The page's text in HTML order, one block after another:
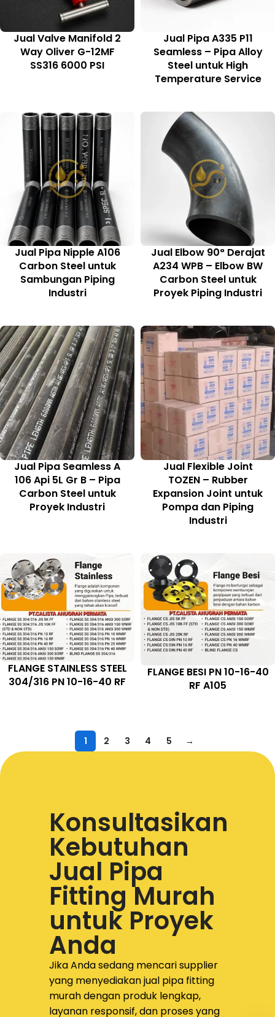
Jual Valve Manifold 2
Way Oliver G-12MF
SS316 6000 PSI
Jual Pipa A335 P11
Seamless – Pipa Alloy
Steel untuk High
Temperature Service
Jual Pipa Nipple A106
Carbon Steel untuk
Sambungan Piping
Industri
Jual Elbow 90° Derajat
A234 WPB – Elbow BW
Carbon Steel untuk
Proyek Piping Industri
Jual Pipa Seamless A
106 Api 5L Gr B – Pipa
Carbon Steel untuk
Proyek Industri
Jual Flexible Joint
TOZEN – Rubber
Expansion Joint untuk
Pompa dan Piping
Industri
FLANGE STAINLESS STEEL
304/316 PN 10-16-40 RF
FLANGE BESI PN 10-16-40
RF A105
1 2 3 4 5 →
Konsultasikan
Kebutuhan
Jual Pipa
Fitting Murah
untuk Proyek
Anda
Jika Anda sedang mencari supplier
yang menyediakanjual pipa fitting
murah dengan produk lengkap,
layanan responsif, dan proses yang